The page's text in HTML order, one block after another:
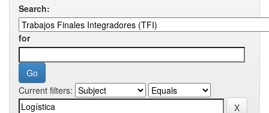
Search:
for
Current filters: